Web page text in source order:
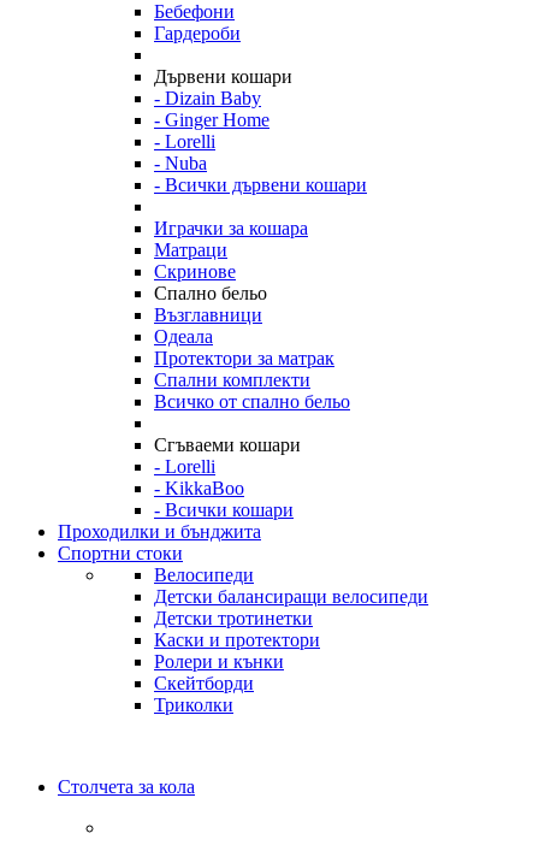
Бебефони
Гардероби
Дървени кошари
- Dizain Baby
- Ginger Home
- Lorelli
- Nuba
- Всички дървени кошари
Играчки за кошара
Матраци
Скринове
Спално бельо
Възглавници
Одеала
Протектори за матрак
Спални комплекти
Всичко от спално бельо
Сгъваеми кошари
- Lorelli
- KikkaBoo
- Всички кошари
Проходилки и бънджита
Спортни стоки
Велосипеди
Детски балансиращи велосипеди
Детски тротинетки
Каски и протектори
Ролери и кънки
Скейтборди
Триколки
Столчета за кола